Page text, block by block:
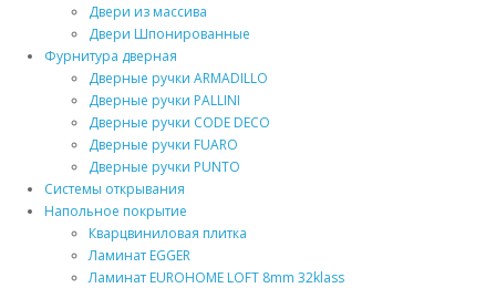
Двери из массива
Двери Шпонированные
Фурнитура дверная
Дверные ручки ARMADILLO
Дверные ручки PALLINI
Дверные ручки CODE DECO
Дверные ручки FUARO
Дверные ручки PUNTO
Системы открывания
Напольное покрытие
Кварцвиниловая плитка
Ламинат EGGER
Ламинат EUROHOME LOFT 8mm 32klass